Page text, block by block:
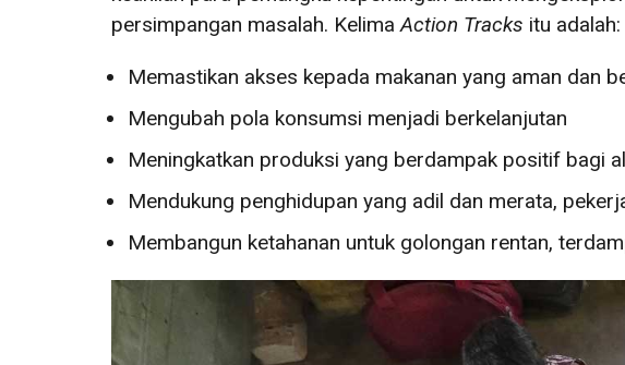
persimpangan masalah. Kelima Action Tracks itu adalah:
Memastikan akses kepada makanan yang aman dan
Mengubah pola konsumsi menjadi berkelanjutan
Meningkatkan produksi yang berdampak positif bagi
Mendukung penghidupan yang adil dan merata,
Membangun ketahanan untuk golongan rentan,